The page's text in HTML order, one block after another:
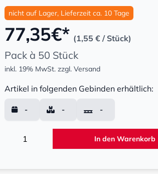
nicht auf Lager, Lieferzeit ca. 10 Tage
77,35€* (1,55 € / Stück)
Pack à 50 Stück
inkl. 19% MwSt. zzgl. Versand
Artikel in folgenden Gebinden erhältlich:
- - -
In den Warenkorb